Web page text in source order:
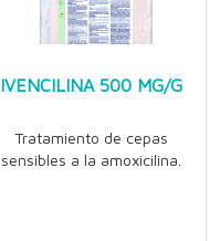
IVENCILINA 500 MG/G
Tratamiento de cepas
sensibles a la amoxicilina.